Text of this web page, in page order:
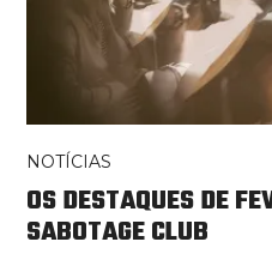
NOTÍCIAS
OS DESTAQUES DE
SABOTAGE CLUB